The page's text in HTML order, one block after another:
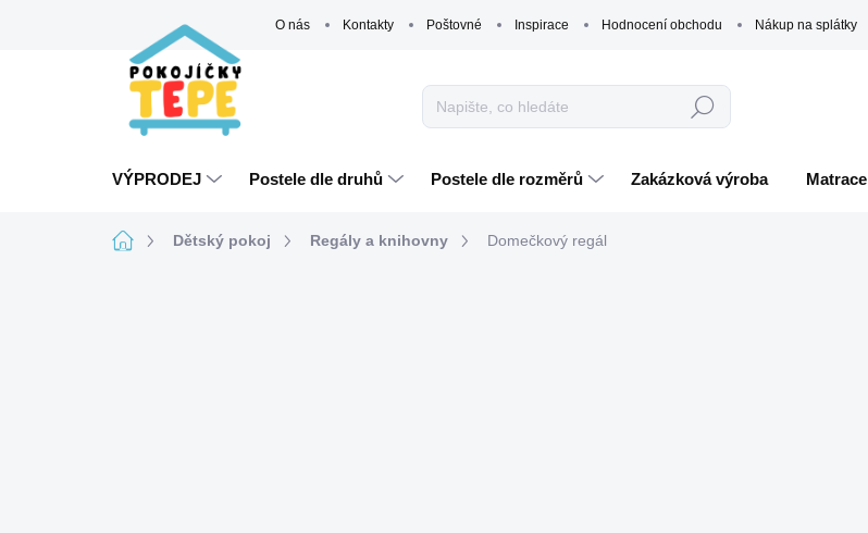
O nás Kontakty Poštovné Inspirace Hodnocení obchodu Nákup na splátky
Hledat
VÝPRODEJ Postele dle druhů Postele dle rozměrů Zakázková výroba Matrace
DomůDětský pokoj Regály a knihovny Domečkový regál